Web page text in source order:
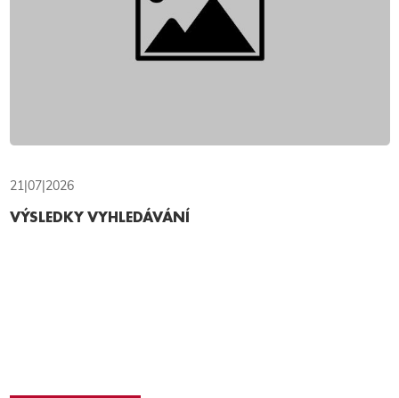
21|07|2026
VÝSLEDKY VYHLEDÁVÁNÍ